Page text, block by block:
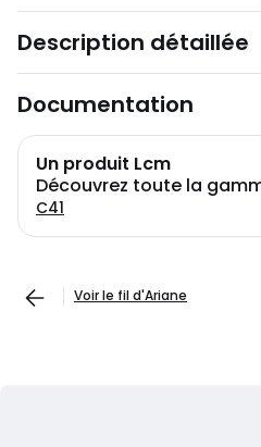
Description détaillée
Documentation
Un produit Lcm
Découvrez toute la
C41
Voir le fil d'Ariane